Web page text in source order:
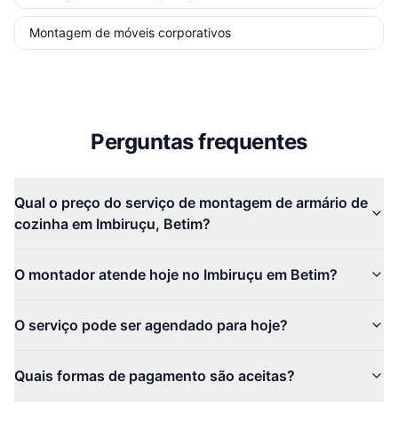
Montagem de móveis corporativos
Perguntas frequentes
Qual o preço do serviço de montagem de armário de
cozinha em Imbiruçu, Betim?
O montador atende hoje no Imbiruçu em Betim?
O serviço pode ser agendado para hoje?
Quais formas de pagamento são aceitas?